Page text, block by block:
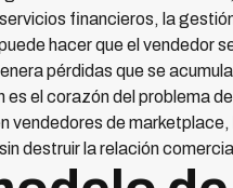
financieros, la
hacer que el vendedor
pérdidas que se
es el corazón del problema
vendedores de
destruir la relación